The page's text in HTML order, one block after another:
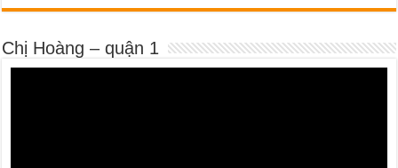
Chị Hoàng – quận 1